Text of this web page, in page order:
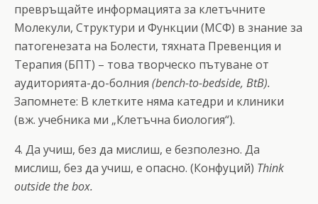
превръщайте информацията за клетъчните
Молекули, Структури и Функции (МСФ) в знание за
патогенезата на Болести, тяхната Превенция и
Терапия (БПТ) – това творческо пътуване от
аудиторията-до-болния (bench-to-bedside, BtB).
Запомнете: В клетките няма катедри и клиники
(вж. учебника ми „Клетъчна биология“).
4. Да учиш, без да мислиш, е безполезно. Да
мислиш, без да учиш, е опасно. (Конфуций) Think
outside the box.